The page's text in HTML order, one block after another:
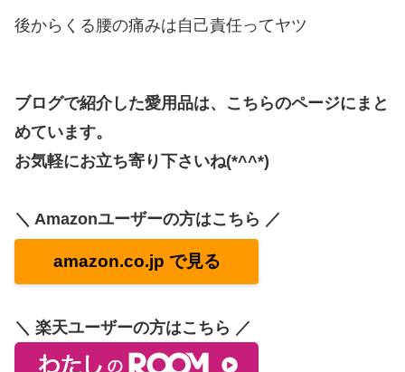
後からくる腰の痛みは自己責任ってヤツ
ブログで紹介した愛用品は、こちらのページにまと
めています。
お気軽にお立ち寄り下さいね(*^^*)
＼ Amazonユーザーの方はこちら ／
amazon.co.jp で見る
＼ 楽天ユーザーの方はこちら ／